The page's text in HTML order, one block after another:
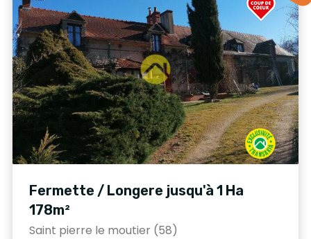
Fermette / Longere jusqu'à 1 Ha
178m²
Saint pierre le moutier (58)